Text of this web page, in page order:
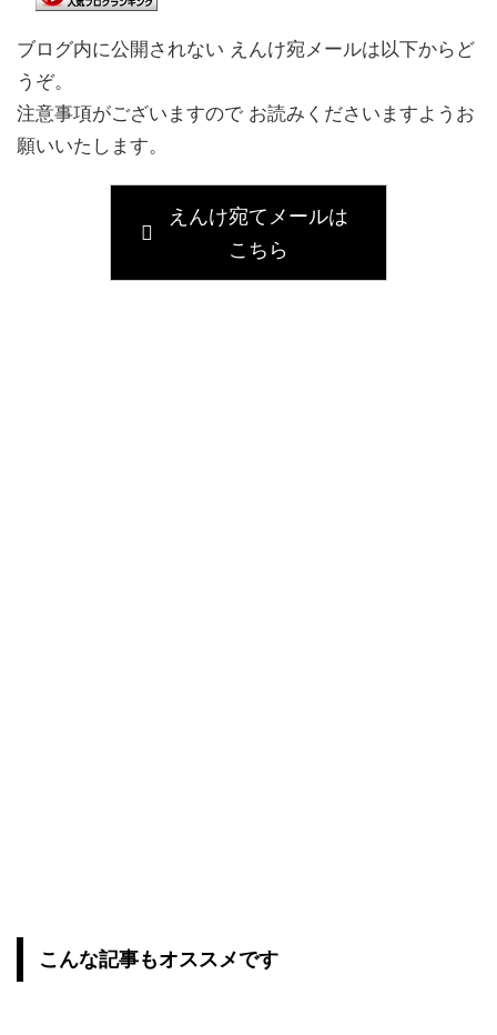
ブログ内に公開されない えんけ宛メールは以下からど
うぞ。
注意事項がございますので お読みくださいますようお
願いいたします。
えんけ宛てメールは
こちら
こんな記事もオススメです